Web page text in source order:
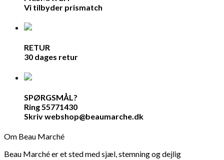
Vi tilbyder prismatch
RETUR
30 dages retur
SPØRGSMÅL?
Ring 55771430
Skriv webshop@beaumarche.dk
Om Beau Marché
Beau Marché er et sted med sjæl, stemning og dejlig